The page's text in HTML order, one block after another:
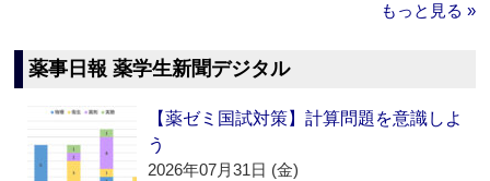
もっと見る »
薬事日報 薬学生新聞デジタル
【薬ゼミ国試対策】計算問題を意識しよ
う
2026年07月31日 (金)